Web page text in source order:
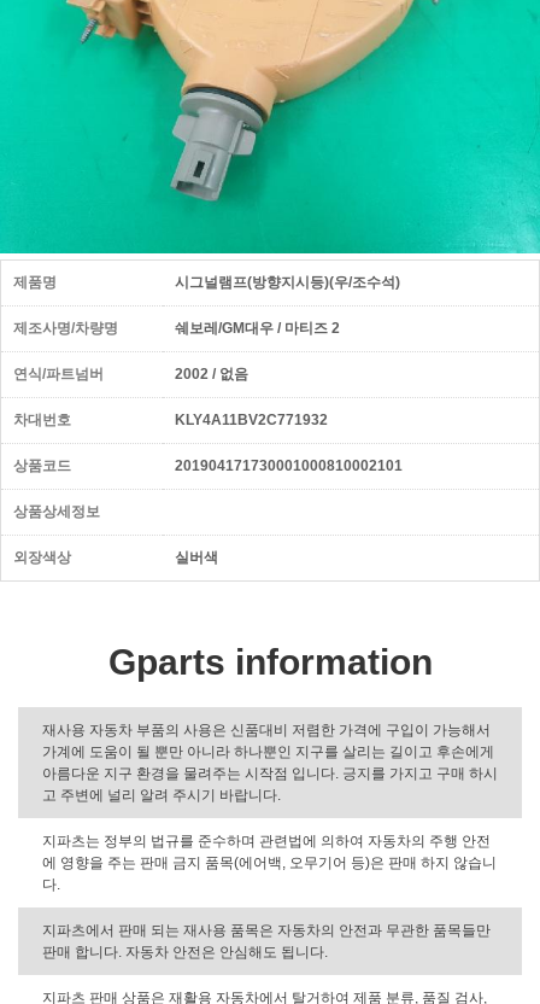
제품명 시그널램프(방향지시등)(우/조수석)
제조사명/차량명 쉐보레/GM대우 / 마티즈 2
연식/파트넘버 2002 / 없음
차대번호 KLY4A11BV2C771932
상품코드 201904171730001000810002101
상품상세정보
외장색상 실버색
Gparts information
재사용 자동차 부품의 사용은 신품대비 저렴한 가격에 구입이 가능해서
가계에 도움이 될 뿐만 아니라 하나뿐인 지구를 살리는 길이고 후손에게
아름다운 지구 환경을 물려주는 시작점 입니다. 긍지를 가지고 구매 하시
고 주변에 널리 알려 주시기 바랍니다.
지파츠는 정부의 법규를 준수하며 관련법에 의하여 자동차의 주행 안전
에 영향을 주는 판매 금지 품목(에어백, 오무기어 등)은 판매 하지 않습니
다.
지파츠에서 판매 되는 재사용 품목은 자동차의 안전과 무관한 품목들만
판매 합니다. 자동차 안전은 안심해도 됩니다.
지파츠 판매 상품은 재활용 자동차에서 탈거하여 제품 분류, 품질 검사,